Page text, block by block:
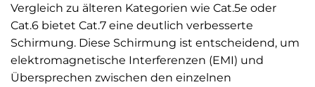
Vergleich zu älteren Kategorien wie Cat.5e oder
Cat.6 bietet Cat.7 eine deutlich verbesserte
Schirmung. Diese Schirmung ist entscheidend, um
elektromagnetische Interferenzen (EMI) und
Übersprechen zwischen den einzelnen